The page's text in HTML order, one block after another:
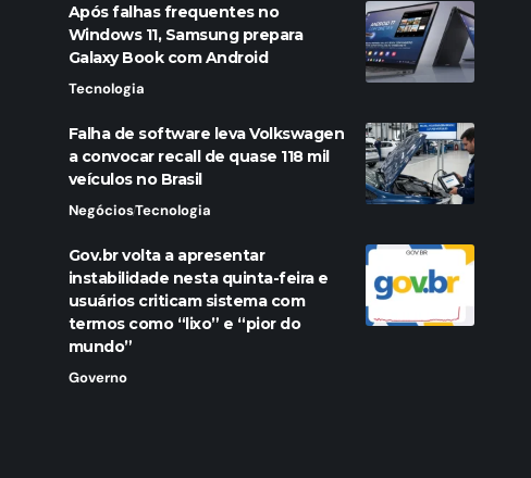
Após falhas frequentes no
Windows 11, Samsung prepara
Galaxy Book com Android
Tecnologia
Falha de software leva Volkswagen
a convocar recall de quase 118 mil
veículos no Brasil
NegóciosTecnologia
Gov.br volta a apresentar
instabilidade nesta quinta-feira e
usuários criticam sistema com
termos como “lixo” e “pior do
mundo”
Governo